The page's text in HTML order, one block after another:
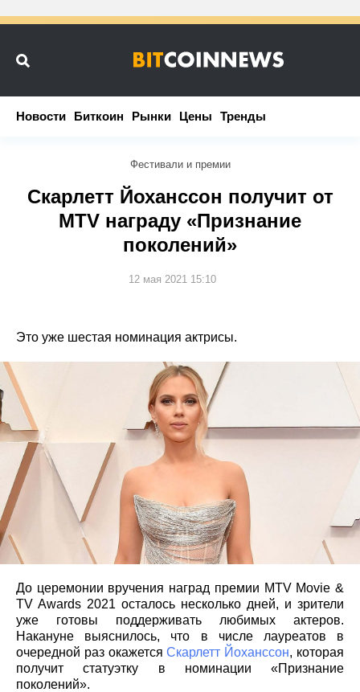
Новости Биткоин Рынки Цены Тренды
Новости Биткоин Рынки Цены Тренды
Фестивали и премии
Скарлетт Йоханссон получит от
MTV награду «Признание
поколений»
12 мая 2021 15:10
Это уже шестая номинация актрисы.
До церемонии вручения наград премии MTV Movie &
TV Awards 2021 осталось несколько дней, и зрители
уже готовы поддерживать любимых актеров.
Накануне выяснилось, что в числе лауреатов в
очередной раз окажетсяСкарлетт Йоханссон, которая
получит статуэтку в номинации «Признание
поколений».